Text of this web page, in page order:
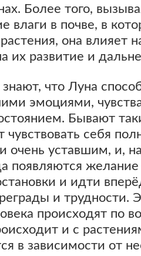
Более того,
влаги в почве, в
она влияет
их развитие и
что Луна
эмоциями,
Бывают
чувствовать себя
очень уставшим, и,
появляются
и идти
и трудности.
происходят по
и с
в зависимости от